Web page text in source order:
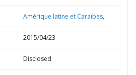
Amérique latine et Caraïbes,
2015/04/23
Disclosed